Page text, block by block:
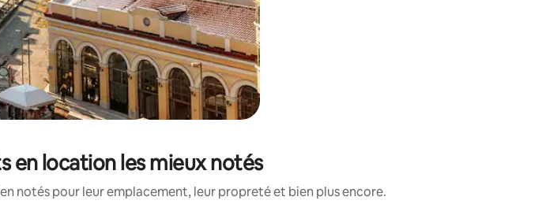
en location les mieux notés
notés pour leur emplacement, leur propreté et bien plus encore.